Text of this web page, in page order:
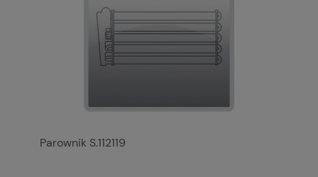
Parownik S.112119